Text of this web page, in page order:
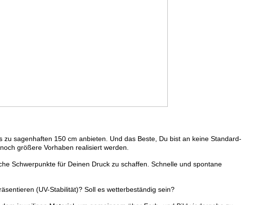
sagenhaften 150 cm anbieten. Und das Beste, Du bist an keine Standard-
größere Vorhaben realisiert werden.
Schwerpunkte für Deinen Druck zu schaffen. Schnelle und spontane
(UV-Stabilität)? Soll es wetterbeständig sein?